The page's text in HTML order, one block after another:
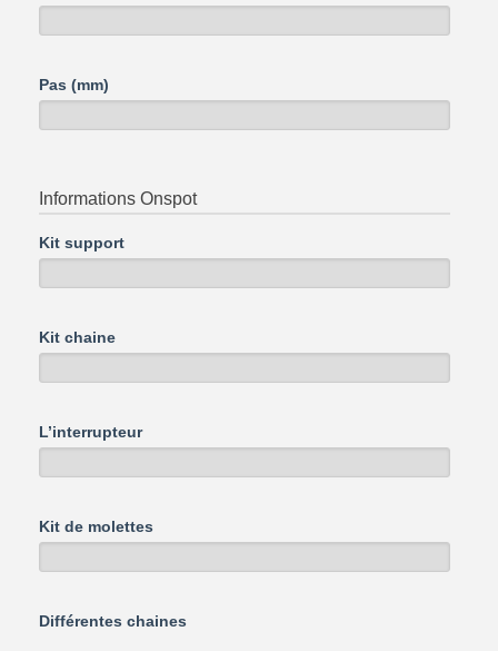
Pas (mm)
Informations Onspot
Kit support
Kit chaine
L’interrupteur
Kit de molettes
Différentes chaines